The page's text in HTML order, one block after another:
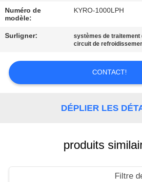
CONTACTEZ-
NOUS
UNE
CITATION
PLAN
Numéro de
modèle:
KYRO-1000LPH
Surligner: systèmes de traitement
circuit de
CONTACT!
DÉPLIER LES
produits
Filtre